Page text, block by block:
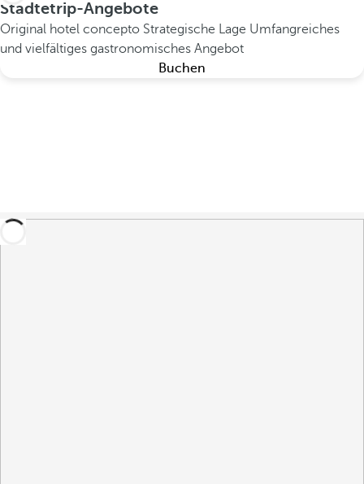
Städtetrip-Angebote
Original hotel concepto Strategische Lage Umfangreiches
und vielfältiges gastronomisches Angebot
Buchen